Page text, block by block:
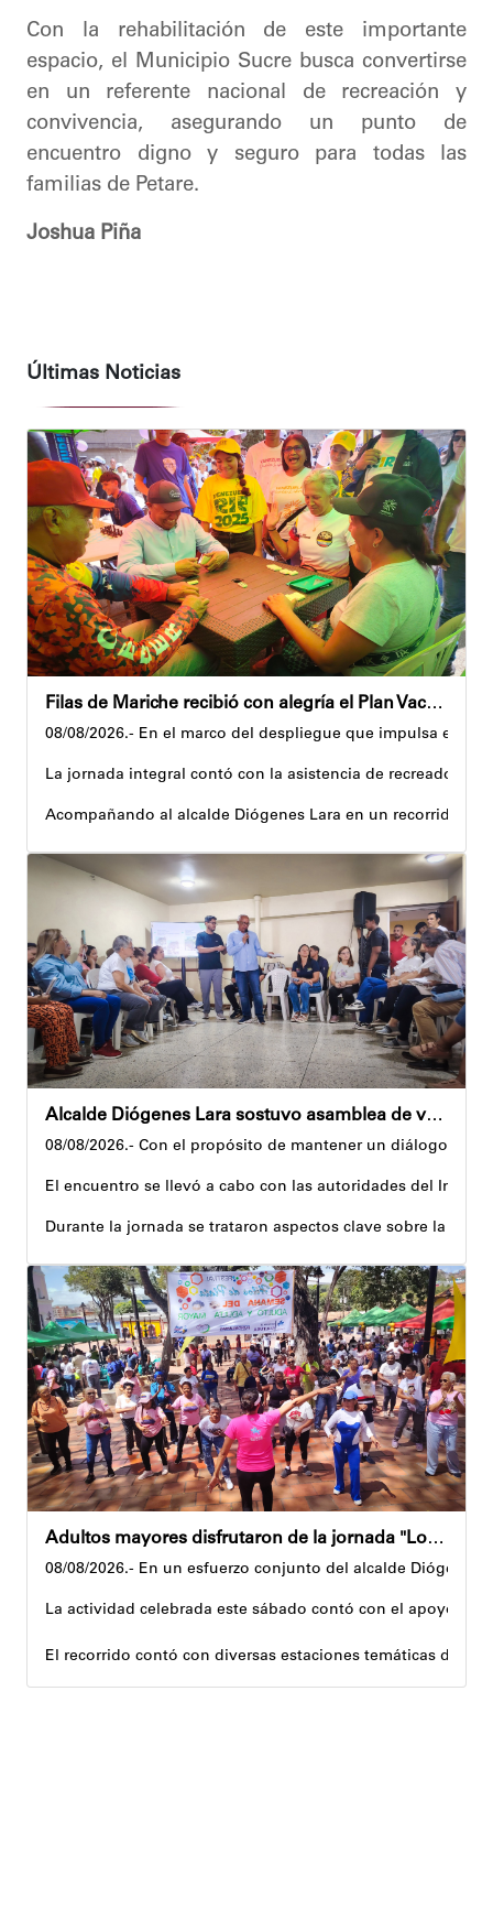
​Con la rehabilitación de este importante
espacio, el Municipio Sucre busca convertirse
en un referente nacional de recreación y
convivencia, asegurando un punto de
encuentro digno y seguro para todas las
familias de Petare.
Joshua Piña
Últimas Noticias
Filas de Mariche recibió con alegría el Plan Vacacional Venezuela RÍE 2026
08/08/2026.- En el marco del despliegue que impulsa el
La jornada integral contó con la asistencia de recreadores
Acompañando al alcalde Diógenes Lara en un recorrido,
Al respecto, señaló dos espacios permanentes habilitados
Precisamente, el Plan Vacacional Venezuela RÍE 2026
Andyvell Román
Alcalde Diógenes Lara sostuvo asamblea de vecinos con juntas de condominio de Palo Verde
08/08/2026.- Con el propósito de mantener un diálogo
El encuentro se llevó a cabo con las autoridades del
Durante la jornada se trataron aspectos clave sobre la
El alcalde tomó nota de las quejas, sugerencias y
Además, estas acciones se ejecutan en articulación con
Andyvell Román
Adultos mayores disfrutaron de la jornada "Los abuelos ríen, Venezuela ríe"
08/08/2026.- En un esfuerzo conjunto del alcalde
La actividad celebrada este sábado contó con el apoyo
El recorrido contó con diversas estaciones temáticas